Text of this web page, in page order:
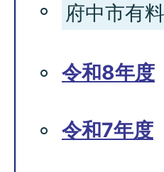
府中市有
令和8年度
令和7年度